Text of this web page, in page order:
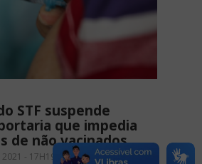
STF suspende
que impedia
de não vacinados
- 17H19